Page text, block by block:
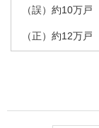
（誤）約10万戸
（正）約12万戸